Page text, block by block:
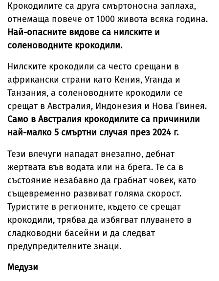
Крокодилите са друга смъртоносна заплаха,
отнемаща повече от 1000 живота всяка година.
Най-опасните видове са нилските и
соленоводните крокодили.
Нилските крокодили са често срещани в
африкански страни като Кения, Уганда и
Танзания, а соленоводните крокодили се
срещат в Австралия, Индонезия и Нова Гвинея.
Само в Австралия крокодилите са причинили
най-малко 5 смъртни случая през 2024 г.
Тези влечуги нападат внезапно, дебнат
жертвата във водата или на брега. Те са в
състояние незабавно да грабнат човек, като
същевременно развиват голяма скорост.
Туристите в регионите, където се срещат
крокодили, трябва да избягват плуването в
сладководни басейни и да следват
предупредителните знаци.
Медузи